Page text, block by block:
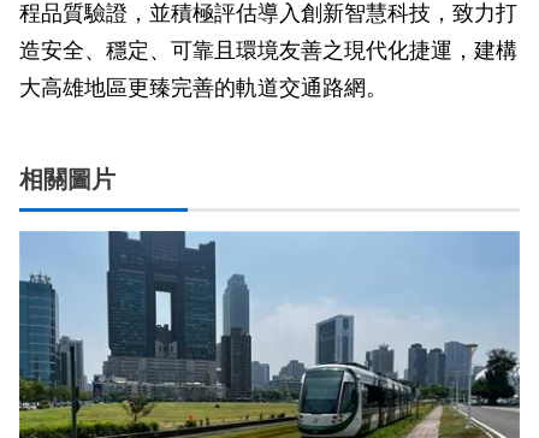
程品質驗證，並積極評估導入創新智慧科技，致力打
造安全、穩定、可靠且環境友善之現代化捷運，建構
大高雄地區更臻完善的軌道交通路網。
相關圖片